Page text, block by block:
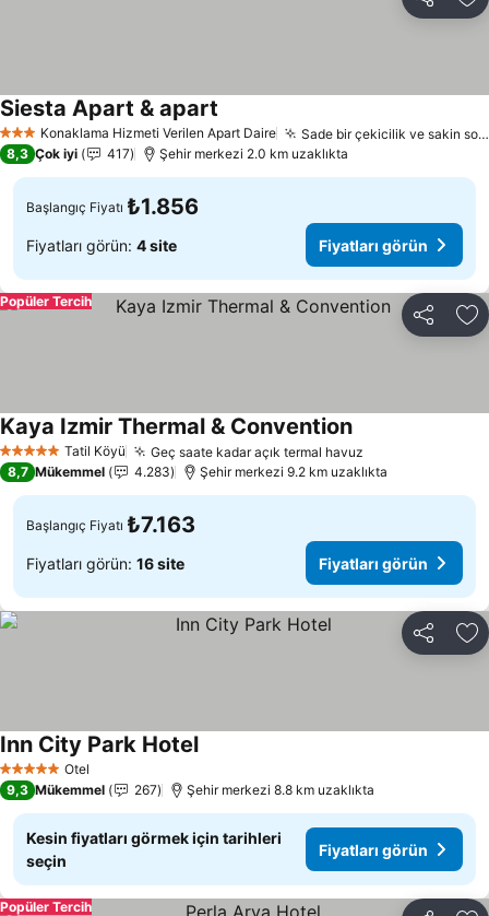
Paylaş
3 YıldızKonaklama Hizmeti Verilen Apart Daire Sade bir çekicilik ve sakin sokak manzaraları
Siesta Apart & apart
8,3 Çok iyi 417 Şehir merkezi 2.0 km uzaklıkta
Başlangıç Fiyatı ₺1.856
Fiyatları görün: 4 site Fiyatları görün
Paylaş
Popüler Tercih
5 Yıldız Tatil Köyü Geç saate kadar açık termal havuz
Kaya Izmir Thermal & Convention
8,7 Mükemmel 4.283 Şehir merkezi 9.2 km uzaklıkta
Başlangıç Fiyatı ₺7.163
Fiyatları görün: 16 site Fiyatları görün
Paylaş
5 Yıldız Otel
Inn City Park Hotel
9,3 Mükemmel 267 Şehir merkezi 8.8 km uzaklıkta
Kesin fiyatları görmek için tarihleri
seçin
Fiyatları görün
Popüler Tercih